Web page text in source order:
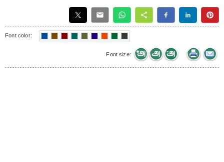
Font color:
Font size: